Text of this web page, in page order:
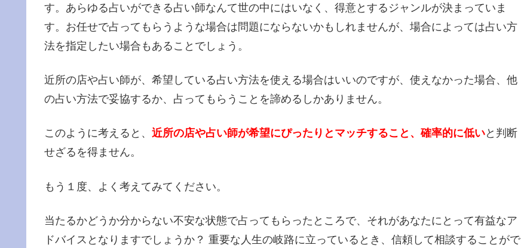
す。あらゆる占いができる占い師なんて世の中にはいなく、得意とするジャンルが決まっていま
す。お任せで占ってもらうような場合は問題にならないかもしれませんが、場合によっては占い方
法を指定したい場合もあることでしょう。
近所の店や占い師が、希望している占い方法を使える場合はいいのですが、使えなかった場合、他
の占い方法で妥協するか、占ってもらうことを諦めるしかありません。
このように考えると、 近所の店や占い師が希望にぴったりとマッチすること、確率的に低いと判断
せざるを得ません。
もう１度、よく考えてみてください。
当たるかどうか分からない不安な状態で占ってもらったところで、それがあなたにとって有益なア
ドバイスとなりますでしょうか？ 重要な人生の岐路に立っているとき、信頼して相談することがで